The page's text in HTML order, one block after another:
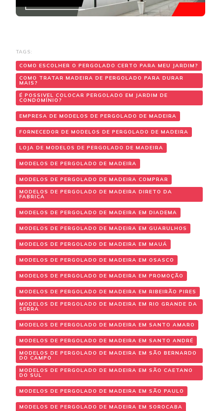
TAGS:
COMO ESCOLHER O PERGOLADO CERTO PARA MEU JARDIM?
COMO TRATAR MADEIRA DE PERGOLADO PARA DURAR
MAIS?
É POSSIVEL COLOCAR PERGOLADO EM JARDIM DE
CONDOMÍNIO?
EMPRESA DE MODELOS DE PERGOLADO DE MADEIRA
FORNECEDOR DE MODELOS DE PERGOLADO DE MADEIRA
LOJA DE MODELOS DE PERGOLADO DE MADEIRA
MODELOS DE PERGOLADO DE MADEIRA
MODELOS DE PERGOLADO DE MADEIRA COMPRAR
MODELOS DE PERGOLADO DE MADEIRA DIRETO DA
FABRICA
MODELOS DE PERGOLADO DE MADEIRA EM DIADEMA
MODELOS DE PERGOLADO DE MADEIRA EM GUARULHOS
MODELOS DE PERGOLADO DE MADEIRA EM MAUÁ
MODELOS DE PERGOLADO DE MADEIRA EM OSASCO
MODELOS DE PERGOLADO DE MADEIRA EM PROMOÇÃO
MODELOS DE PERGOLADO DE MADEIRA EM RIBEIRÃO PIRES
MODELOS DE PERGOLADO DE MADEIRA EM RIO GRANDE DA
SERRA
MODELOS DE PERGOLADO DE MADEIRA EM SANTO AMARO
MODELOS DE PERGOLADO DE MADEIRA EM SANTO ANDRÉ
MODELOS DE PERGOLADO DE MADEIRA EM SÃO BERNARDO
DO CAMPO
MODELOS DE PERGOLADO DE MADEIRA EM SÃO CAETANO
DO SUL
MODELOS DE PERGOLADO DE MADEIRA EM SÃO PAULO
MODELOS DE PERGOLADO DE MADEIRA EM SOROCABA